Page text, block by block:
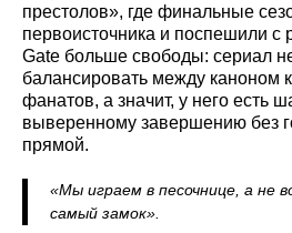
престолов», где финальные
первоисточника и поспешили с
Gate больше свободы: сериал
балансировать между каноном
фанатов, а значит, у него есть
выверенному завершению без
прямой.
«Мы играем в песочнице, а не
самый замок».